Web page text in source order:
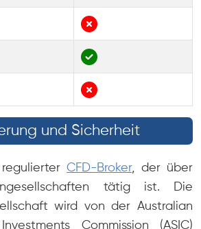
und Sicherheit
CFD-Broker, der über
tätig ist. Die
wird von der Australian
Commission (ASIC)